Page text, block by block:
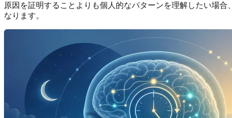
原因を証明することよりも個人的なパターンを理解したい場合、
なります。